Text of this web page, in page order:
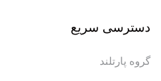
دسترسی سریع
گروه پارتلند